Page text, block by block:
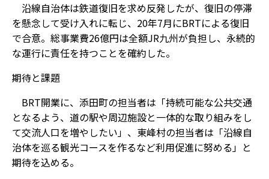
沿線自治体は鉄道復旧を求め反発したが、復旧の停滞
を懸念して受け入れに転じ、20年7月にBRTによる復旧
で合意。総事業費26億円は全額JR九州が負担し、永続的
な運行に責任を持つことを確約した。
期待と課題
BRT開業に、添田町の担当者は「持続可能な公共交通
となるよう、道の駅や周辺施設と一体的な取り組みをし
て交流人口を増やしたい」、東峰村の担当者は「沿線自
治体を巡る観光コースを作るなど利用促進に努める」と
期待を込める。